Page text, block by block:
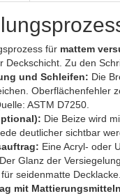
für mattem
Deckschicht. Zu den
und Schleifen: Die
Oberflächenfehler
ASTM D7250.
Die Beize wird
deutlicher sichtbar
Eine Acryl- oder
Glanz der
seidenmatte Decklacke.
mit